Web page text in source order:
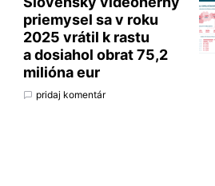
priemysel sa v roku
2025 vrátil k rastu
a dosiahol obrat 75,2
milióna eur
pridaj komentár